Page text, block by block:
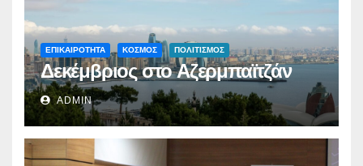
ΕΠΙΚΑΙΡΟΤΗΤΑ ΚΟΣΜΟΣ ΠΟΛΙΤΙΣΜΟΣ
Δεκέμβριος στο Αζερμπαϊτζάν
ADMIN